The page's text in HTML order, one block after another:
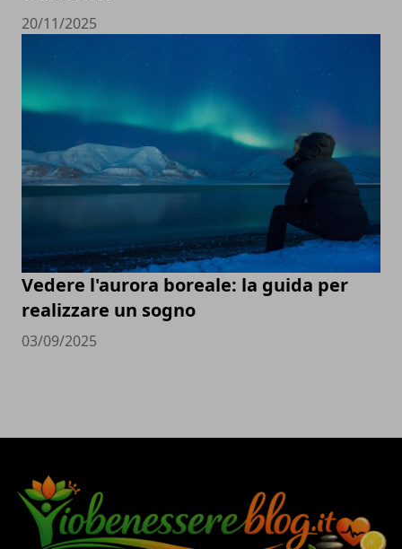
20/11/2025
Vedere l'aurora boreale: la guida per
realizzare un sogno
03/09/2025